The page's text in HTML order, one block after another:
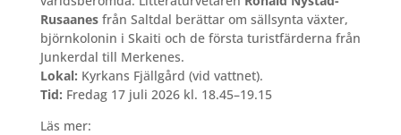
Rusaanesfrån Saltdal berättar om sällsynta växter,
björnkolonin i Skaiti och de första turistfärderna från
Junkerdal till Merkenes.
Lokal: Kyrkans Fjällgård (vid vattnet).
Tid: Fredag 17 juli 2026 kl. 18.45–19.15
Läs mer: